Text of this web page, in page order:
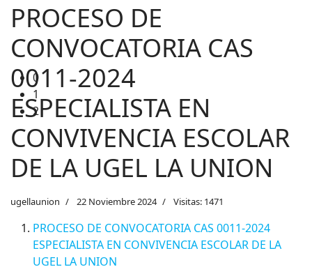
PROCESO DE
CONVOCATORIA CAS
0011-2024
ESPECIALISTA EN
CONVIVENCIA ESCOLAR
DE LA UGEL LA UNION
ugellaunion 22 Noviembre 2024 Visitas: 1471
PROCESO DE CONVOCATORIA CAS 0011-2024
ESPECIALISTA EN CONVIVENCIA ESCOLAR DE LA
UGEL LA UNION